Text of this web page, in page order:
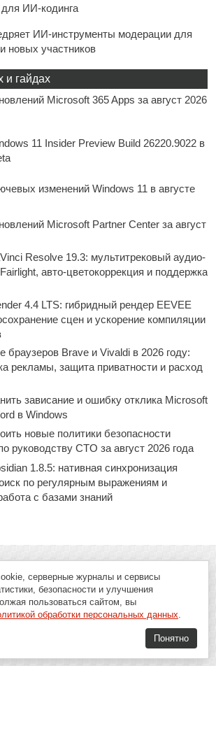
ИИ-кодинга
ИИ-инструменты модерации для
новых участников
и гайдах
Microsoft 365 Apps за август 2026
11 Insider Preview Build 26220.9022 в
изменений Windows 11 в августе
Microsoft Partner Center за август
Resolve 19.3: мультитрековый аудио-
авто-цветокоррекция и поддержка
4.4 LTS: гибридный рендер EEVEE
сцен и ускорение компиляции
браузеров Brave и Vivaldi в 2026 году:
рекламы, защита приватности и расход
зависание и ошибку отклика Microsoft
в Windows
новые политики безопасности
руководству CTO за август 2026 года
1.8.5: нативная синхронизация
по регулярным выражениям и
с базами знаний
серверные журналы и сервисы
безопасности и улучшения
пользоваться сайтом, вы
обработки персональных данных.
Понятно